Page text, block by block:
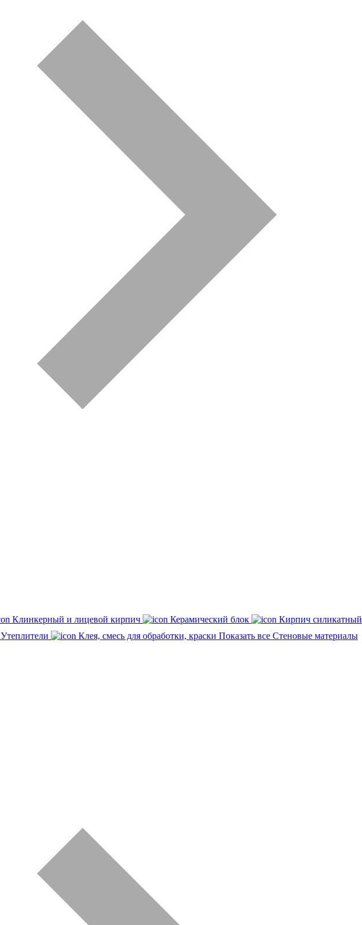
Клинкерный и лицевой кирпич Керамический блок Кирпич силикатный
Утеплители Клея, смесь для обработки, краски Показать все Стеновые материалы